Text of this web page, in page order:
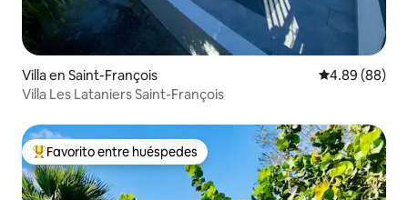
Villa en Saint-François Calificación
4.89 (88)
Villa Les Lataniers Saint-François
Favorito entre huéspedes preferido
Favorito entre huéspedes